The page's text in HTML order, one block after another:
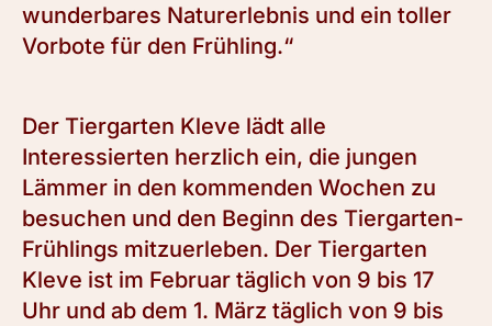
wunderbares Naturerlebnis und ein toller
Vorbote für den Frühling.“
Der Tiergarten Kleve lädt alle
Interessierten herzlich ein, die jungen
Lämmer in den kommenden Wochen zu
besuchen und den Beginn des Tiergarten-
Frühlings mitzuerleben. Der Tiergarten
Kleve ist im Februar täglich von 9 bis 17
Uhr und ab dem 1. März täglich von 9 bis